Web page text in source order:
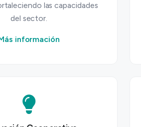
las capacidades
del sector.
información